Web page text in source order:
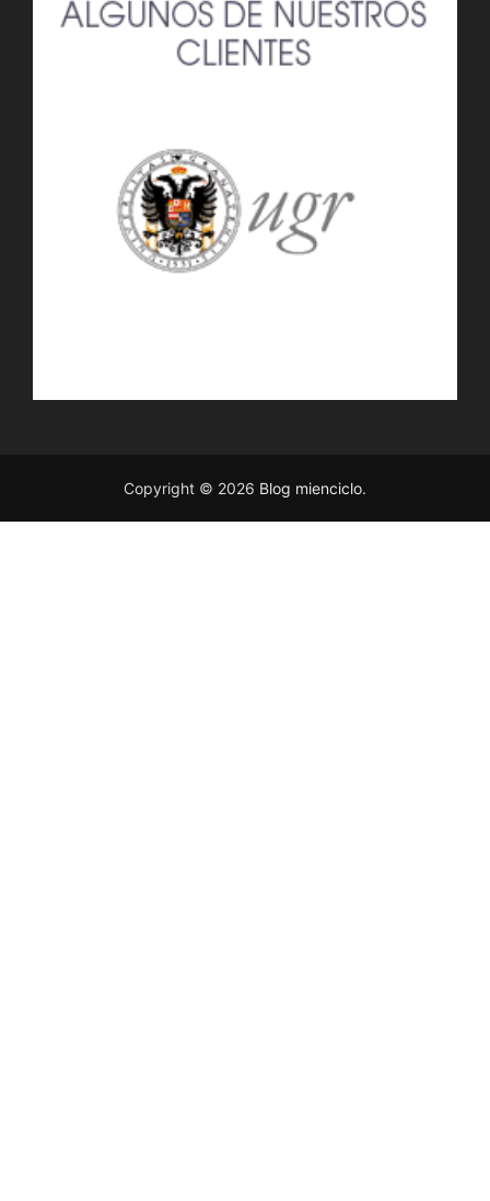
Copyright © 2026 Blog mienciclo.